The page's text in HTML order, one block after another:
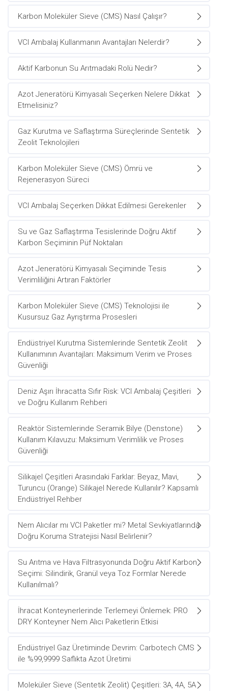
Karbon Moleküler Sieve (CMS) Nasıl Çalışır?
VCI Ambalaj Kullanmanın Avantajları Nelerdir?
Aktif Karbonun Su Arıtmadaki Rolü Nedir?
Azot Jeneratörü Kimyasalı Seçerken Nelere Dikkat
Etmelisiniz?
Gaz Kurutma ve Saflaştırma Süreçlerinde Sentetik
Zeolit Teknolojileri
Karbon Moleküler Sieve (CMS) Ömrü ve
Rejenerasyon Süreci
VCI Ambalaj Seçerken Dikkat Edilmesi Gerekenler
Su ve Gaz Saflaştırma Tesislerinde Doğru Aktif
Karbon Seçiminin Püf Noktaları
Azot Jeneratörü Kimyasalı Seçiminde Tesis
Verimliliğini Artıran Faktörler
Karbon Moleküler Sieve (CMS) Teknolojisi ile
Kusursuz Gaz Ayrıştırma Prosesleri
Endüstriyel Kurutma Sistemlerinde Sentetik Zeolit
Kullanımının Avantajları: Maksimum Verim ve Proses
Güvenliği
Deniz Aşırı İhracatta Sıfır Risk: VCI Ambalaj Çeşitleri
ve Doğru Kullanım Rehberi
Reaktör Sistemlerinde Seramik Bilye (Denstone)
Kullanım Kılavuzu: Maksimum Verimlilik ve Proses
Güvenliği
Silikajel Çeşitleri Arasındaki Farklar: Beyaz, Mavi,
Turuncu (Orange) Silikajel Nerede Kullanılır? Kapsamlı
Endüstriyel Rehber
Nem Alıcılar mı VCI Paketler mi? Metal Sevkiyatlarında
Doğru Koruma Stratejisi Nasıl Belirlenir?
Su Arıtma ve Hava Filtrasyonunda Doğru Aktif Karbon
Seçimi: Silindirik, Granül veya Toz Formlar Nerede
Kullanılmalı?
İhracat Konteynerlerinde Terlemeyi Önlemek: PRO
DRY Konteyner Nem Alıcı Paketlerin Etkisi
Endüstriyel Gaz Üretiminde Devrim: Carbotech CMS
ile %99,9999 Saflıkta Azot Üretimi
Moleküler Sieve (Sentetik Zeolit) Çeşitleri: 3A, 4A, 5A